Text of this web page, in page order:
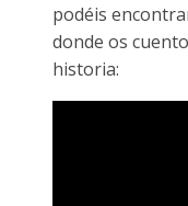
podéis
donde os
historia: